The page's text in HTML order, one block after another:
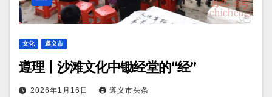
文化 遵义市
遵理丨沙滩文化中锄经堂的“经”
2026年1月16日 遵义市头条